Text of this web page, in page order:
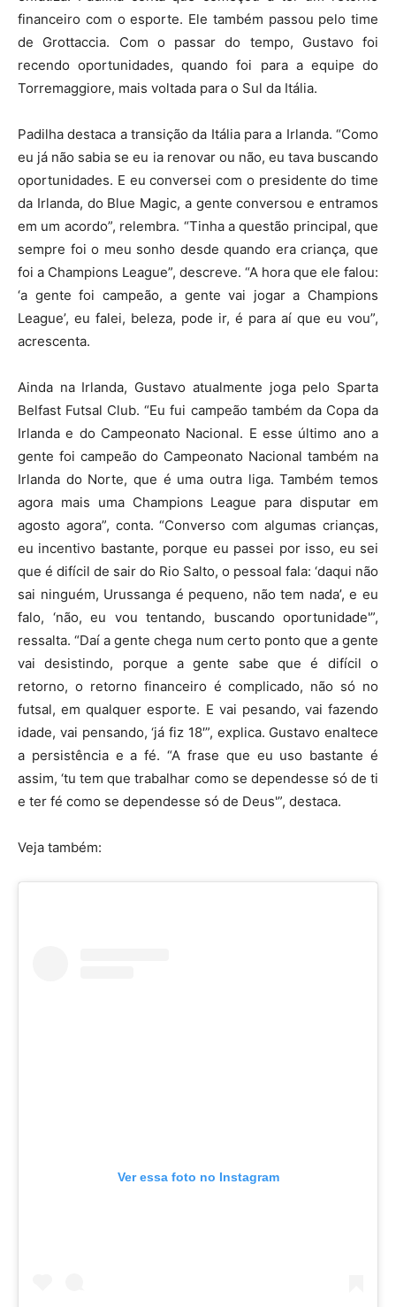
financeiro com o esporte. Ele também passou pelo time
de Grottaccia. Com o passar do tempo, Gustavo foi
recendo oportunidades, quando foi para a equipe do
Torremaggiore, mais voltada para o Sul da Itália.
Padilha destaca a transição da Itália para a Irlanda. “Como
eu já não sabia se eu ia renovar ou não, eu tava buscando
oportunidades. E eu conversei com o presidente do time
da Irlanda, do Blue Magic, a gente conversou e entramos
em um acordo”, relembra. “Tinha a questão principal, que
sempre foi o meu sonho desde quando era criança, que
foi a Champions League”, descreve. “A hora que ele falou:
‘a gente foi campeão, a gente vai jogar a Champions
League’, eu falei, beleza, pode ir, é para aí que eu vou”,
acrescenta.
Ainda na Irlanda, Gustavo atualmente joga pelo Sparta
Belfast Futsal Club. “Eu fui campeão também da Copa da
Irlanda e do Campeonato Nacional. E esse último ano a
gente foi campeão do Campeonato Nacional também na
Irlanda do Norte, que é uma outra liga. Também temos
agora mais uma Champions League para disputar em
agosto agora”, conta. “Converso com algumas crianças,
eu incentivo bastante, porque eu passei por isso, eu sei
que é difícil de sair do Rio Salto, o pessoal fala: ‘daqui não
sai ninguém, Urussanga é pequeno, não tem nada’, e eu
falo, ‘não, eu vou tentando, buscando oportunidade'”,
ressalta. “Daí a gente chega num certo ponto que a gente
vai desistindo, porque a gente sabe que é difícil o
retorno, o retorno financeiro é complicado, não só no
futsal, em qualquer esporte. E vai pesando, vai fazendo
idade, vai pensando, ‘já fiz 18′”, explica. Gustavo enaltece
a persistência e a fé. “A frase que eu uso bastante é
assim, ‘tu tem que trabalhar como se dependesse só de ti
e ter fé como se dependesse só de Deus'”, destaca.
Veja também:
Ver essa foto no Instagram